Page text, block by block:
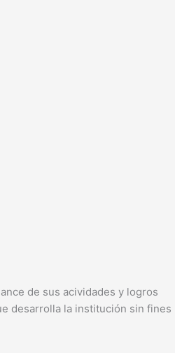
de sus acividades y logros
desarrolla la institución sin fines